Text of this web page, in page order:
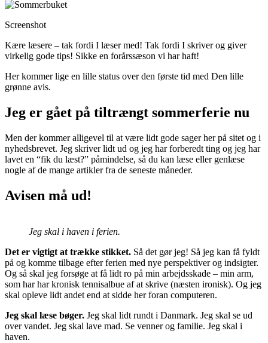
Screenshot
Kære læsere – tak fordi I læser med! Tak fordi I skriver og giver
virkelig gode tips! Sikke en forårssæson vi har haft!
Her kommer lige en lille status over den første tid med Den lille
grønne avis.
Jeg er gået på tiltrængt sommerferie nu
Men der kommer alligevel til at være lidt gode sager her på sitet og i
nyhedsbrevet. Jeg skriver lidt ud og jeg har forberedt ting og jeg har
lavet en “fik du læst?” påmindelse, så du kan læse eller genlæse
nogle af de mange artikler fra de seneste måneder.
Avisen må ud!
Jeg skal i haven i ferien.
Det er vigtigt at trække stikket. Så det gør jeg! Så jeg kan få fyldt
på og komme tilbage efter ferien med nye perspektiver og indsigter.
Og så skal jeg forsøge at få lidt ro på min arbejdsskade – min arm,
som har har kronisk tennisalbue af at skrive (næsten ironisk). Og jeg
skal opleve lidt andet end at sidde her foran computeren.
Jeg skal læse bøger. Jeg skal lidt rundt i Danmark. Jeg skal se ud
over vandet. Jeg skal lave mad. Se venner og familie. Jeg skal i
haven.